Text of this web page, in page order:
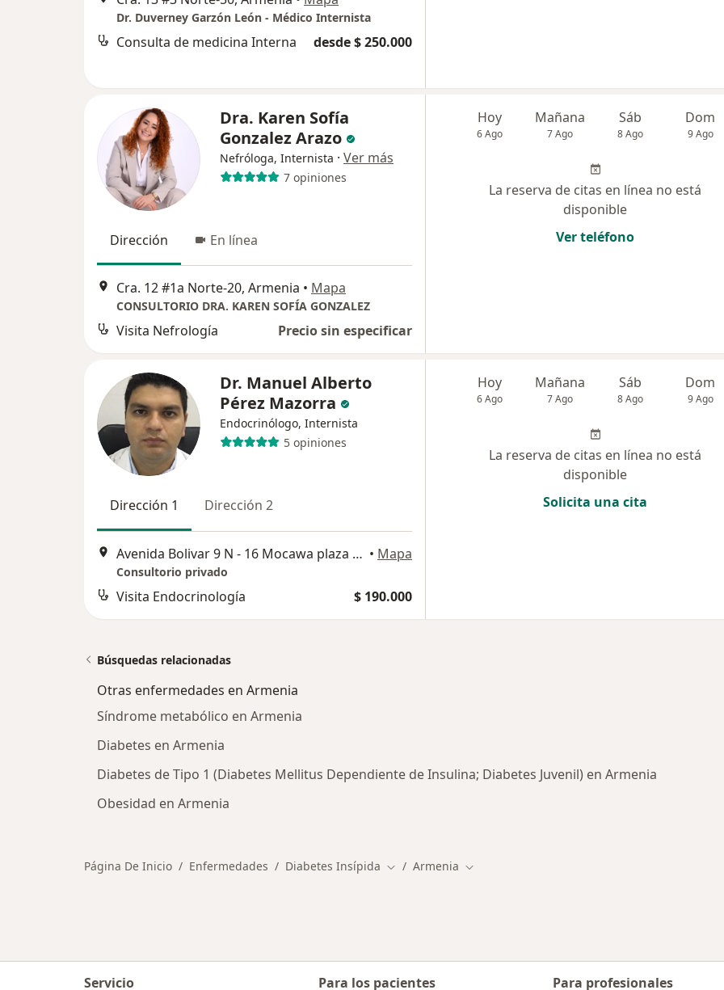
Dr. Duverney Garzón León - Médico Internista
Consulta de medicina Interna desde $ 250.000
Dra. Karen Sofía
Gonzalez Arazo
Nefróloga, Internista · Ver más
7 opiniones
Dirección En línea
Cra. 12 #1a Norte-20, Armenia • Mapa
CONSULTORIO DRA. KAREN SOFÍA GONZALEZ
Visita Nefrología Precio sin especificar
Hoy
6 Ago
Mañana
7 Ago
Sáb
8 Ago
Dom
9 Ago
La reserva de citas en línea no está
disponible
Ver teléfono
Dr. Manuel Alberto
Pérez Mazorra
Endocrinólogo, Internista
5 opiniones
Dirección 1 Dirección 2
Avenida Bolivar 9 N - 16 Mocawa plaza consultorio 528, Armenia • Mapa
Consultorio privado
Visita Endocrinología $ 190.000
Hoy
6 Ago
Mañana
7 Ago
Sáb
8 Ago
Dom
9 Ago
La reserva de citas en línea no está
disponible
Solicita una cita
Búsquedas relacionadas
Otras enfermedades en Armenia
Síndrome metabólico en Armenia
Diabetes en Armenia
Diabetes de Tipo 1 (Diabetes Mellitus Dependiente de Insulina; Diabetes Juvenil) en Armenia
Obesidad en Armenia
Página De Inicio Enfermedades Diabetes Insípida Cambiar de ciudad
Armenia Cambiar de ciudad
Servicio Para los pacientes Para profesionales